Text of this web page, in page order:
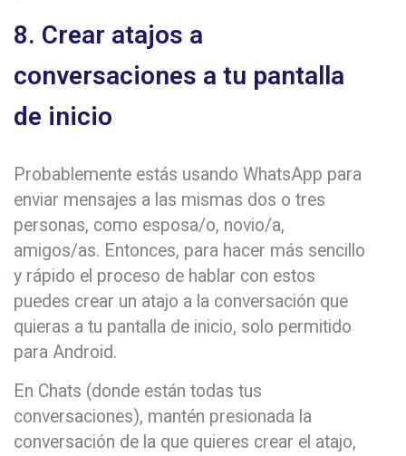
8. Crear atajos a
conversaciones a tu pantalla
de inicio
Probablemente estás usando WhatsApp para
enviar mensajes a las mismas dos o tres
personas, como esposa/o, novio/a,
amigos/as. Entonces, para hacer más sencillo
y rápido el proceso de hablar con estos
puedes crear un atajo a la conversación que
quieras a tu pantalla de inicio, solo permitido
para Android.
En Chats (donde están todas tus
conversaciones), mantén presionada la
conversación de la que quieres crear el atajo,